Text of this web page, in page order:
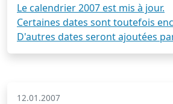
Le calendrier 2007 est mis à jour.
Certaines dates sont toutefois
D'autres dates seront ajoutées
12.01.2007